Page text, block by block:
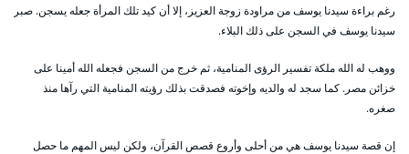
رغم براءة سيدنا يوسف من مراودة زوجة العزيز، إلا أن كيد تلك المرأة جعله يسجن. صبر
سيدنا يوسف في السجن على ذلك البلاء.
ووهب له الله ملكة تفسير الرؤى المنامية، ثم خرج من السجن فجعله الله أمينا على
خزائن مصر. كما سجد له والديه وإخوته فصدقت بذلك رؤيته المنامية التي رآها منذ
صغره.
إن قصة سيدنا يوسف هي من أحلى وأروع قصص القرآن، ولكن ليس المهم ما حصل